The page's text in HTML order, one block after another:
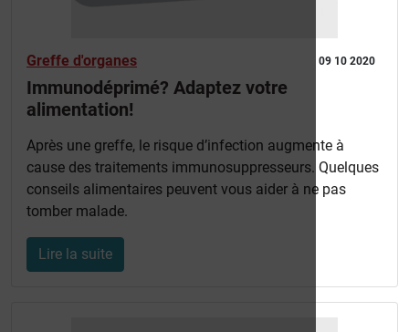
09 10 2020
Greffe d'organes
Immunodéprimé? Adaptez votre
alimentation!
Après une greffe, le risque d’infection augmente à
cause des traitements immunosuppresseurs. Quelques
conseils alimentaires peuvent vous aider à ne pas
tomber malade.
Lire la suite